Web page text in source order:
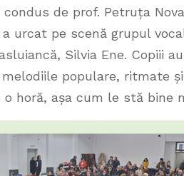
condus de prof. Petruța
a urcat pe scenă grupul
Silvia Ene. Copiii
populare, ritmate
horă, așa cum le stă bine